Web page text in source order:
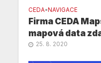
CEDA•NAVIGACE
Firma CEDA
mapová data
25. 8. 2020